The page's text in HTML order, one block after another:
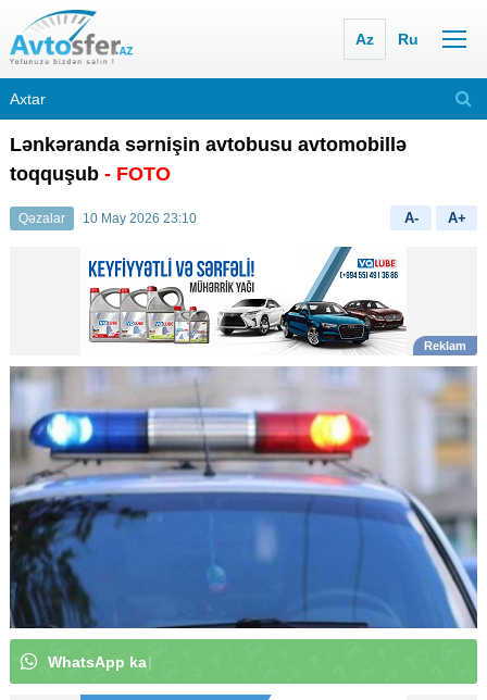
Az Ru
Lənkəranda sərnişin avtobusu avtomobillə
toqquşub - FOTO
Qəzalar 10 May 2026 23:10 A- A+
WhatsApp kan